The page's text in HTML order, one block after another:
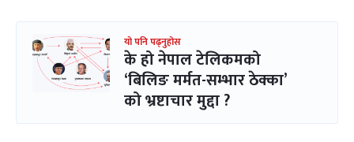
यो पनि पढ्नुहोस
के हो नेपाल टेलिकमको
‘बिलिङ मर्मत-सम्भार ठेक्का’
को भ्रष्टाचार मुद्दा ?